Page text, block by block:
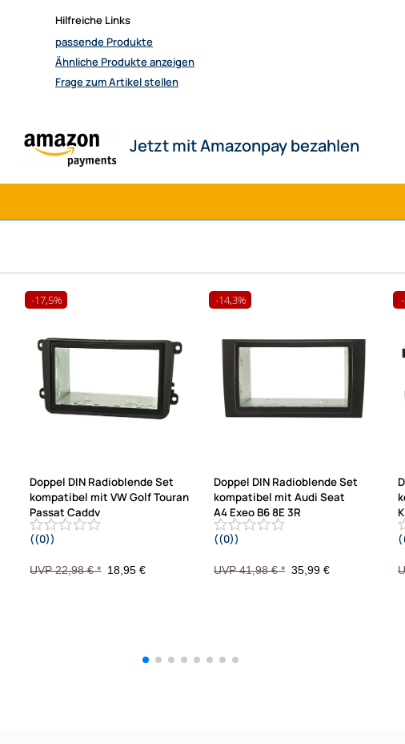
Hilfreiche Links
passende Produkte
Ähnliche Produkte anzeigen
Frage zum Artikel stellen
Jetzt mit Amazonpay bezahlen
-17,5%
Doppel DIN Radioblende Set
kompatibel mit VW Golf Touran
Passat Caddy
EOS Skoda Octavia 3C V VI mit
Einbaukit
((0))
UVP 22,98 € *18,95 €
-14,3%
Doppel DIN Radioblende Set
kompatibel mit Audi Seat
A4 Exeo B6 8E 3R
3RN schwarz mit Einbaukit
((0))
UVP 41,98 € *35,99 €